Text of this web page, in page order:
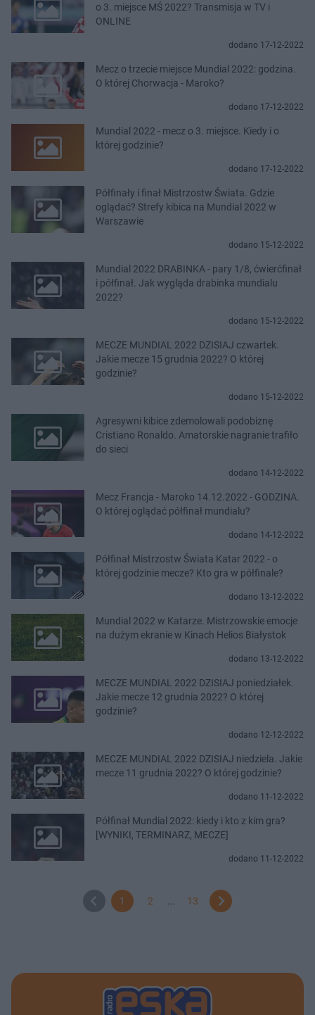
o 3. miejsce MŚ 2022? Transmisja w TV i
ONLINE
dodano 17-12-2022
Mecz o trzecie miejsce Mundial 2022: godzina.
O której Chorwacja - Maroko?
dodano 17-12-2022
Mundial 2022 - mecz o 3. miejsce. Kiedy i o
której godzinie?
dodano 17-12-2022
Półfinały i finał Mistrzostw Świata. Gdzie
oglądać? Strefy kibica na Mundial 2022 w
Warszawie
dodano 15-12-2022
Mundial 2022 DRABINKA - pary 1/8, ćwierćfinał
i półfinał. Jak wygląda drabinka mundialu
2022?
dodano 15-12-2022
MECZE MUNDIAL 2022 DZISIAJ czwartek.
Jakie mecze 15 grudnia 2022? O której
godzinie?
dodano 15-12-2022
Agresywni kibice zdemolowali podobiznę
Cristiano Ronaldo. Amatorskie nagranie trafiło
do sieci
dodano 14-12-2022
Mecz Francja - Maroko 14.12.2022 - GODZINA.
O której oglądać półfinał mundialu?
dodano 14-12-2022
Półfinał Mistrzostw Świata Katar 2022 - o
której godzinie mecze? Kto gra w półfinale?
dodano 13-12-2022
Mundial 2022 w Katarze. Mistrzowskie emocje
na dużym ekranie w Kinach Helios Białystok
dodano 13-12-2022
MECZE MUNDIAL 2022 DZISIAJ poniedziałek.
Jakie mecze 12 grudnia 2022? O której
godzinie?
dodano 12-12-2022
MECZE MUNDIAL 2022 DZISIAJ niedziela. Jakie
mecze 11 grudnia 2022? O której godzinie?
dodano 11-12-2022
Półfinał Mundial 2022: kiedy i kto z kim gra?
[WYNIKI, TERMINARZ, MECZE]
dodano 11-12-2022
1 2 13